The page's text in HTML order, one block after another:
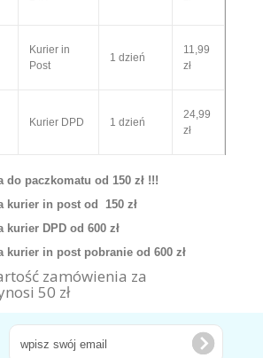
Kurier in
Post
1 dzień
11,99
zł
Kurier DPD 1 dzień
24,99
zł
do paczkomatu od 150 zł !!!
kurier in post od 150 zł
kurier DPD od 600 zł
kurier in post pobranie od 600 zł
zamówienia za
50 zł